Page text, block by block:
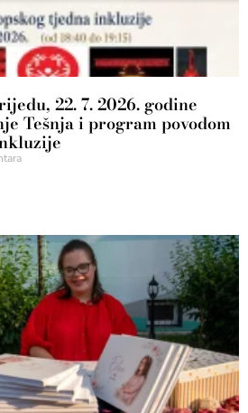
22. 7. 2026. godine
Tešnja i program povodom